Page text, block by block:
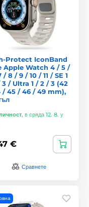
Protect IconBand
Apple Watch 4 / 5 /
/ 8 / 9 / 10 / 11 / SE 1
3 / Ultra 1 / 2 / 3 (42
/ 45 / 46 / 49 mm),
, в сряда 12. 8. у
€
Сравнете